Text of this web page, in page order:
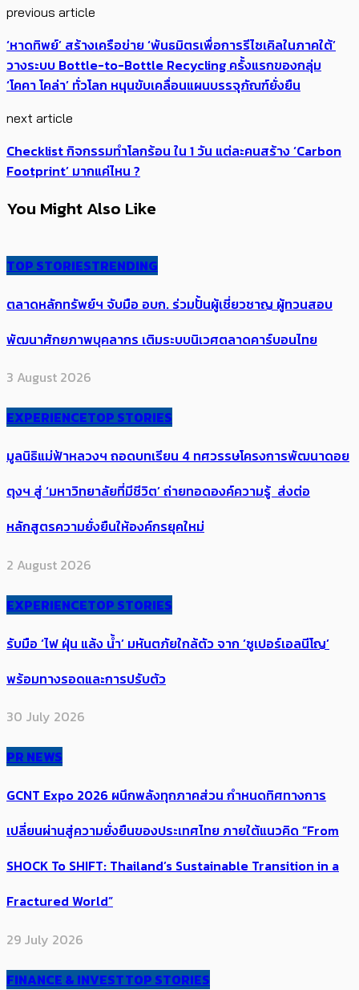
previous article
‘หาดทิพย์’ สร้างเครือข่าย ‘พันธมิตรเพื่อการรีไซเคิลในภาคใต้’
วางระบบ Bottle-to-Bottle Recycling ครั้งแรกของกลุ่ม
‘โคคา โคล่า’ ทั่วโลก หนุนขับเคลื่อนแผนบรรจุภัณฑ์ยั่งยืน
next article
Checklist กิจกรรมทำโลกร้อน ใน 1 วัน แต่ละคนสร้าง ‘Carbon
Footprint’ มากแค่ไหน ?
You Might Also Like
TOP STORIESTRENDING
ตลาดหลักทรัพย์ฯ จับมือ อบก. ร่วมปั้นผู้เชี่ยวชาญ ผู้ทวนสอบ
พัฒนาศักยภาพบุคลากร เติมระบบนิเวศตลาดคาร์บอนไทย
3 August 2026
EXPERIENCETOP STORIES
มูลนิธิแม่ฟ้าหลวงฯ ถอดบทเรียน 4 ทศวรรษโครงการพัฒนาดอย
ตุงฯ สู่ ‘มหาวิทยาลัยที่มีชีวิต’ ถ่ายทอดองค์ความรู้ ส่งต่อ
หลักสูตรความยั่งยืนให้องค์กรยุคใหม่
2 August 2026
EXPERIENCETOP STORIES
รับมือ ‘ไฟ ฝุ่น แล้ง น้ำ’ มหันตภัยใกล้ตัว จาก ‘ซูเปอร์เอลนีโญ’
พร้อมทางรอดและการปรับตัว
30 July 2026
PR NEWS
GCNT Expo 2026 ผนึกพลังทุกภาคส่วน กำหนดทิศทางการ
เปลี่ยนผ่านสู่ความยั่งยืนของประเทศไทย ภายใต้แนวคิด “From
SHOCK To SHIFT: Thailand’s Sustainable Transition in a
Fractured World”
29 July 2026
FINANCE & INVESTTOP STORIES